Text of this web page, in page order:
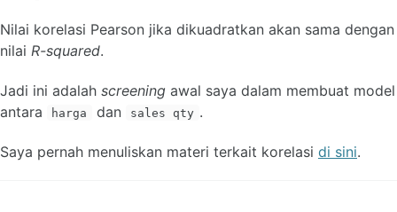
Nilai korelasi Pearson jika dikuadratkan akan sama dengan
nilai R-squared.
Jadi ini adalah screening awal saya dalam membuat model
antara
harga dan sales qty .
Saya pernah menuliskan materi terkait korelasi di sini.